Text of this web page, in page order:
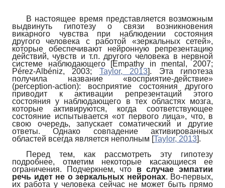
В настоящее время представляется возможным
выдвинуть гипотезу о связи возникновения
викарного чувства при наблюдении состояния
другого человека с работой «зеркальных сетей»,
которые обеспечивают нейронную репрезентацию
действий, чувств и т.п. другого человека в нервной
системе наблюдающего
[Empathy in mental, 2007;
Pérez-Albéniz, 2003; Taylor, 2013]. Эта гипотеза
получила название «восприятие-действие»
(perception-action): восприятие состояния другого
приводит к активации репрезентаций этого
состояния у наблюдающего в тех областях мозга,
которые активируются, когда соответствующее
состояние испытывается «от первого лица», что, в
свою очередь, запускает соматический и другие
ответы. Однако совпадение активированных
областей всегда является неполным [Taylor, 2013].
Перед тем, как рассмотреть эту гипотезу
подробнее, отметим некоторые касающиеся ее
ограничения. Подчеркнем, что в случае эмпатии
речь идет не о зеркальных нейронах. Во-первых,
их работа у человека сейчас не может быть прямо